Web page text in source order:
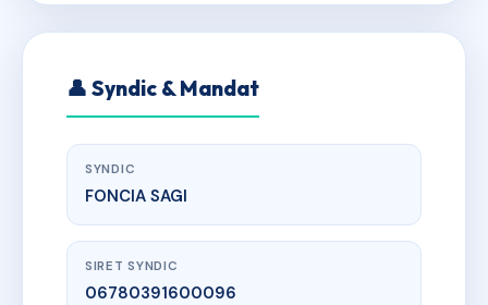
👤 Syndic & Mandat
SYNDIC
FONCIA SAGI
SIRET SYNDIC
06780391600096